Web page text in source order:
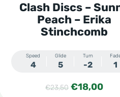
Clash Discs –
Peach – Erika
Stinchcomb
Speed
4
Glide
5
Turn
-2 1
€23,50 €18,00
worden
productpagina